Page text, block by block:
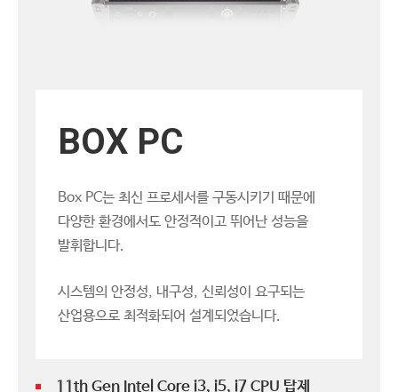
BOX PC
Box PC는 최신 프로세서를 구동시키기 때문에
다양한 환경에서도 안정적이고 뛰어난 성능을
발휘합니다.
시스템의 안정성, 내구성, 신뢰성이 요구되는
산업용으로 최적화되어 설계되었습니다.
11th Gen Intel Core i3, i5, i7 CPU 탑제